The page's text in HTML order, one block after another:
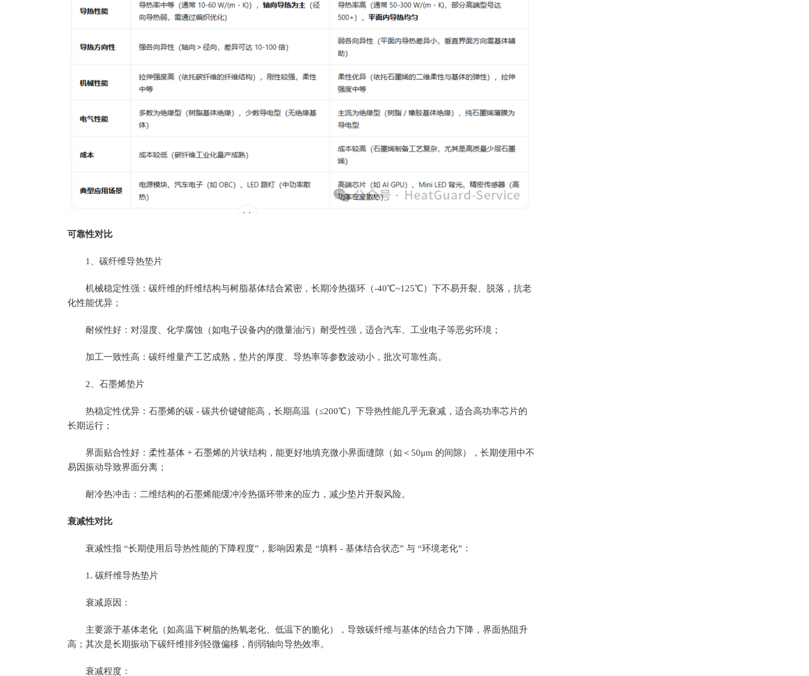
可靠性对比
1、碳纤维导热垫片
机械稳定性强：碳纤维的纤维结构与树脂基体结合紧密，长期冷热循环（-40℃~125℃）下不易开裂、脱落，抗老
化性能优异；
耐候性好：对湿度、化学腐蚀（如电子设备内的微量油污）耐受性强，适合汽车、工业电子等恶劣环境；
加工一致性高：碳纤维量产工艺成熟，垫片的厚度、导热率等参数波动小，批次可靠性高。
2、石墨烯垫片
热稳定性优异：石墨烯的碳 - 碳共价键键能高，长期高温（≤200℃）下导热性能几乎无衰减，适合高功率芯片的
长期运行；
界面贴合性好：柔性基体 + 石墨烯的片状结构，能更好地填充微小界面缝隙（如＜50μm 的间隙），长期使用中不
易因振动导致界面分离；
耐冷热冲击：二维结构的石墨烯能缓冲冷热循环带来的应力，减少垫片开裂风险。
衰减性对比
衰减性指 “长期使用后导热性能的下降程度”，影响因素是 “填料 - 基体结合状态” 与 “环境老化”：
1. 碳纤维导热垫片
衰减原因：
主要源于基体老化（如高温下树脂的热氧老化、低温下的脆化），导致碳纤维与基体的结合力下降，界面热阻升
高；其次是长期振动下碳纤维排列轻微偏移，削弱轴向导热效率。
衰减程度：